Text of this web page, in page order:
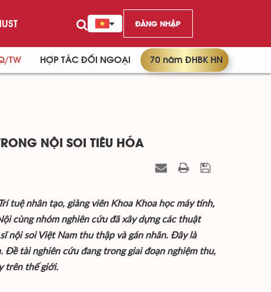
ĐĂNG NHẬP
TW HỢP TÁC ĐỐI NGOẠI 70 năm ĐHBK HN
NỘI SOI TIÊU HÓA
tuệ nhân tạo, giảng viên Khoa Khoa học máy tính,
cùng nhóm nghiên cứu đã xây dựng các thuật
nội soi Việt Nam thu thập và gán nhãn. Đây là
tài nghiên cứu đang trong giai đoạn nghiệm thu,
trên thế giới.